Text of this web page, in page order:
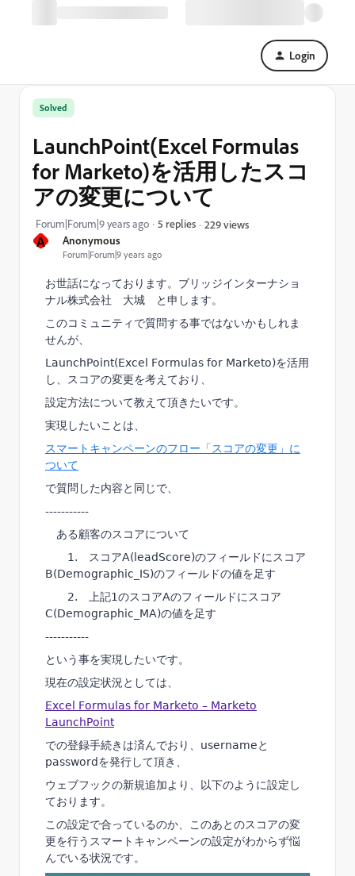
Login
A Anonymous
Forum|Forum|9 years ago
Solved
LaunchPoint(Excel Formulas
for Marketo)を活用したスコ
アの変更について
Forum|Forum|9 years ago 5 replies 229 views
お世話になっております。ブリッジインターナショ
ナル株式会社 大城 と申します。
このコミュニティで質問する事ではないかもしれま
せんが、
LaunchPoint(Excel Formulas for Marketo)を活用
し、スコアの変更を考えており、
設定方法について教えて頂きたいです。
実現したいことは、
スマートキャンペーンのフロー「スコアの変更」に
ついて
で質問した内容と同じで、
-----------
ある顧客のスコアについて
1. スコアA(leadScore)のフィールドにスコア
B(Demographic_IS)のフィールドの値を足す
2. 上記1のスコアAのフィールドにスコア
C(Demographic_MA)の値を足す
-----------
という事を実現したいです。
現在の設定状況としては、
Excel Formulas for Marketo – Marketo
LaunchPoint
での登録手続きは済んでおり、usernameと
passwordを発行して頂き、
ウェブフックの新規追加より、以下のように設定し
ております。
この設定で合っているのか、このあとのスコアの変
更を行うスマートキャンペーンの設定がわからず悩
んでいる状況です。